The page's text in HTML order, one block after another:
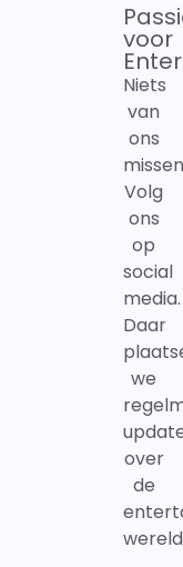
voor
Niets
van
ons
Volg
ons
op
social
media.
Daar
we
over
de